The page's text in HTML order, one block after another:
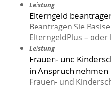
Leistung
Elterngeld
Beantragen Sie
ElterngeldPlus –
Leistung
Frauen- und
in Anspruch nehmen
Frauen- und